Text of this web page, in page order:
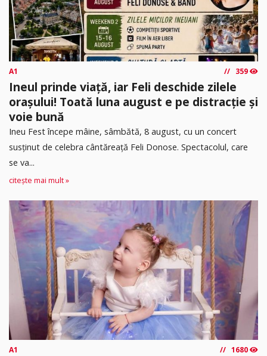
A1 359
Ineul prinde viață, iar Feli deschide zilele
orașului! Toată luna august e pe distracție și
voie bună
Ineu Fest începe mâine, sâmbătă, 8 august, cu un concert
susținut de celebra cântăreață Feli Donose. Spectacolul, care
se va...
citește mai mult »
A1 1680